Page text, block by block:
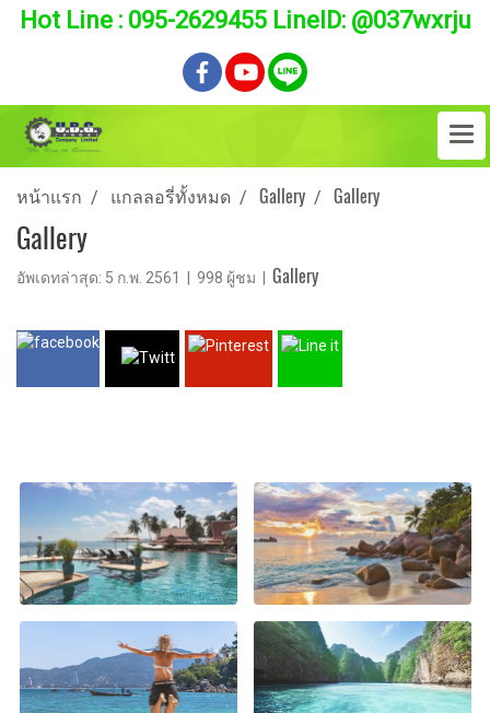
Hot Line : 095-2629455 LineID: @037wxrju
หน้าแรก แกลลอรี่ทั้งหมด Gallery Gallery
Gallery
อัพเดทล่าสุด: 5 ก.พ. 2561 998 ผู้ชม Gallery